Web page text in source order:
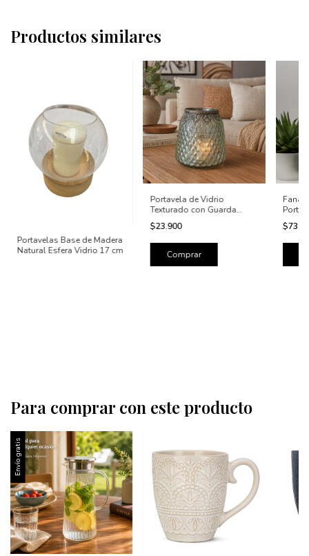
Productos similares
Portavelas Base de Madera
Natural Esfera Vidrio 17 cm
Portavela de Vidrio
Texturado con Guarda
Metálica Vintage
$23.900
Fanal
Para comprar con este producto
Envío gratis